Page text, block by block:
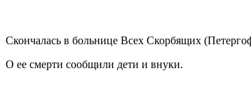
Скончалась в больнице Всех Скорбящих
О ее смерти сообщили дети и внуки.